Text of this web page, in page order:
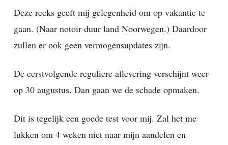
Deze reeks geeft mij gelegenheid om op vakantie te
gaan. (Naar notoir duur land Noorwegen.) Daardoor
zullen er ook geen vermogensupdates zijn.
De eerstvolgende reguliere aflevering verschijnt weer
op 30 augustus. Dan gaan we de schade opmaken.
Dit is tegelijk een goede test voor mij. Zal het me
lukken om 4 weken niet naar mijn aandelen en